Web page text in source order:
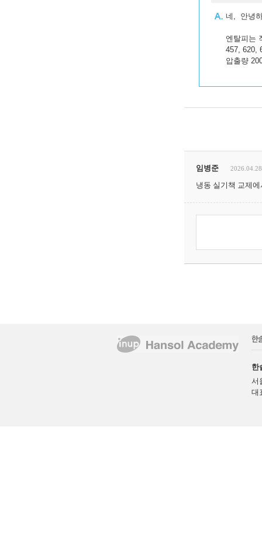
네, 안녕
엔탈피는
457, 620,
압출량
한
서
대